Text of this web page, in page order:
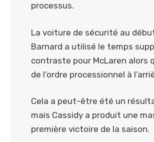
processus.
La voiture de sécurité au
Barnard a utilisé le temps
contraste pour McLaren alors
de l’ordre processionnel à
Cela a peut-être été un
mais Cassidy a produit une
première victoire de la saison.